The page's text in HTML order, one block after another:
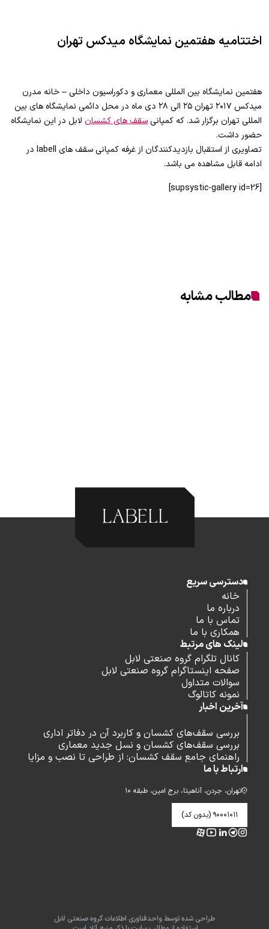
اختتامیه هفتمین نمایشگاه میدکس تهران
هفتمین نمایشگاه بين المللی معماری و دكوراسیون داخلی – خانه مدرن
میدکس ۲۰۱۷ تهران
۲۵ الی ۲۸ دی ماه در محل دائمی نمایشگاه های بین
المللی تهران برگزار شد. که کمپانی سقف های کشسان لابل در این نمایشگاه
حضور داشت.
تصاویری از استقبال بازدیدکنندگان از غرفه کمپانی سقف های labell در
ادامه قابل مشاهده می باشد.
[supsystic-gallery id=26]
مطالب مشابه
دسترسی سریع
خانه
درباره ما
تماس با ما
همکاری با ما
لینک های مرتبط
کانال تلگرام گروه صنعتی لابل
صفحه اینستاگرام گروه صنعتی لابل
سوالات متداول
نمونه کاتالوگ
آخرین اخبار
بررسی سقف‌های کشسان و کاربرد آن در دفاتر اداری
بررسی سقف‌های کشسان و نسل جدید معماری
راهنمای جامع سقف کشسان: از طراحی تا نصب و مزایا
ارتباط با ما
تهران، جردن، آناهیتا، برج امین، طبقه ۱۰
۹۰۰۰۱۰۱۱ (بدون کد)
طراحی شده توسط واحدفناوری اطلاعات گروه صنعتی لابل